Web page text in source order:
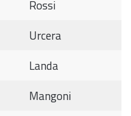
Rossi
Urcera
Landa
Mangoni